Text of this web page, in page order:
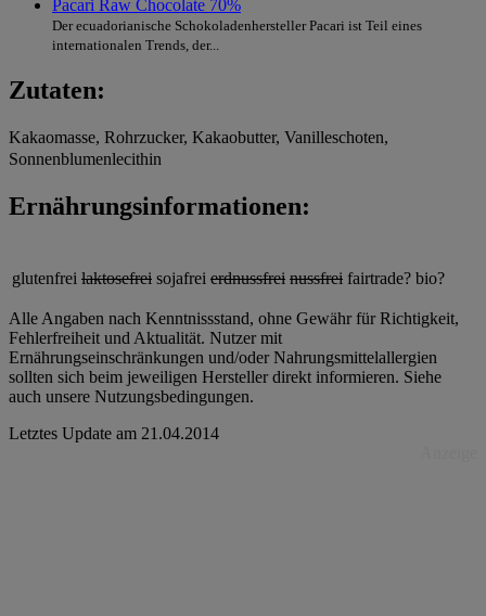
Pacari Raw Chocolate 70%
Der ecuadorianische Schokoladenhersteller Pacari ist Teil eines
internationalen Trends, der...
Zutaten:
Kakaomasse, Rohrzucker, Kakaobutter, Vanilleschoten,
Sonnenblumenlecithin
Ernährungsinformationen:
glutenfrei laktosefrei sojafrei erdnussfrei nussfrei fairtrade? bio?
Alle Angaben nach Kenntnissstand, ohne Gewähr für Richtigkeit,
Fehlerfreiheit und Aktualität. Nutzer mit
Ernährungseinschränkungen und/oder Nahrungsmittelallergien
sollten sich beim jeweiligen Hersteller direkt informieren. Siehe
auch unsere Nutzungsbedingungen.
Letztes Update am 21.04.2014